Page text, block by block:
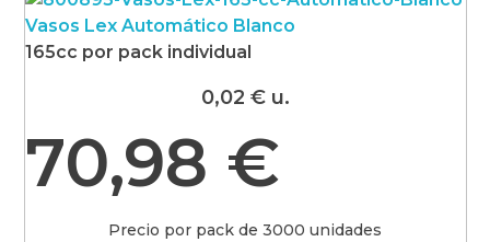
Vasos Lex Automático Blanco
165cc por pack individual
0,02 €u.
70,98 €
Precio por pack de 3000 unidades